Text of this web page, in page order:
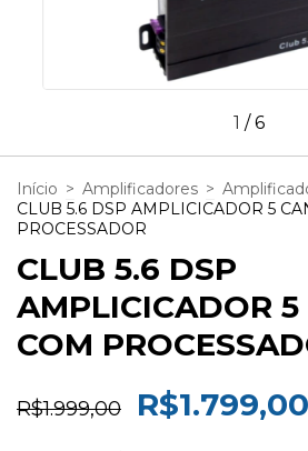
1 /6
Início > Amplificadores >
CLUB 5.6 DSP AMPLICICADOR 5
PROCESSADOR
CLUB 5.6 DSP
AMPLICICADOR 5
COM
R$1.999,00 R$1.799,00